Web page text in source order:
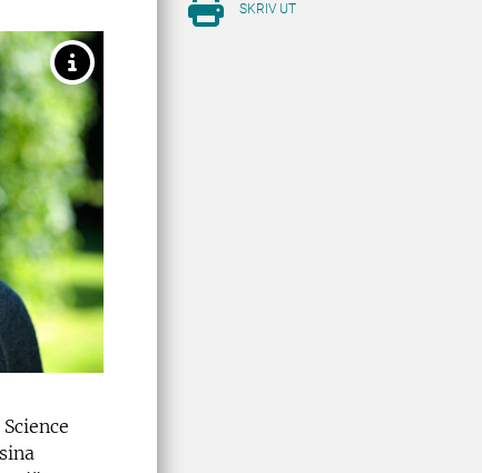
SKRIV UT